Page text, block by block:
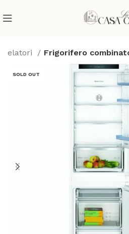
Frigorifero
SOLD OUT